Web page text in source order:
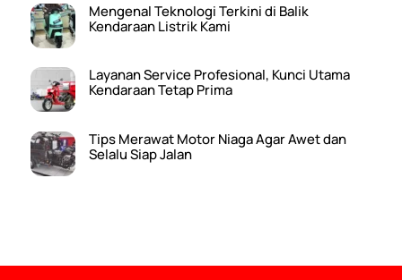
Mengenal Teknologi Terkini di Balik
Kendaraan Listrik Kami
Layanan Service Profesional, Kunci Utama
Kendaraan Tetap Prima
Tips Merawat Motor Niaga Agar Awet dan
Selalu Siap Jalan